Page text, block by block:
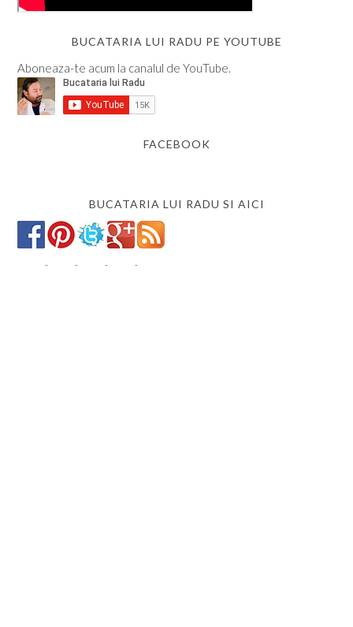
BUCATARIA LUI RADU PE YOUTUBE
Aboneaza-te acum la canalul de YouTube.
FACEBOOK
BUCATARIA LUI RADU SI AICI